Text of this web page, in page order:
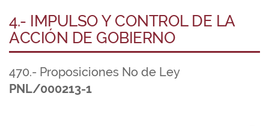
4.- IMPULSO Y CONTROL DE LA
ACCIÓN DE GOBIERNO
470.- Proposiciones No de Ley
PNL/000213-1